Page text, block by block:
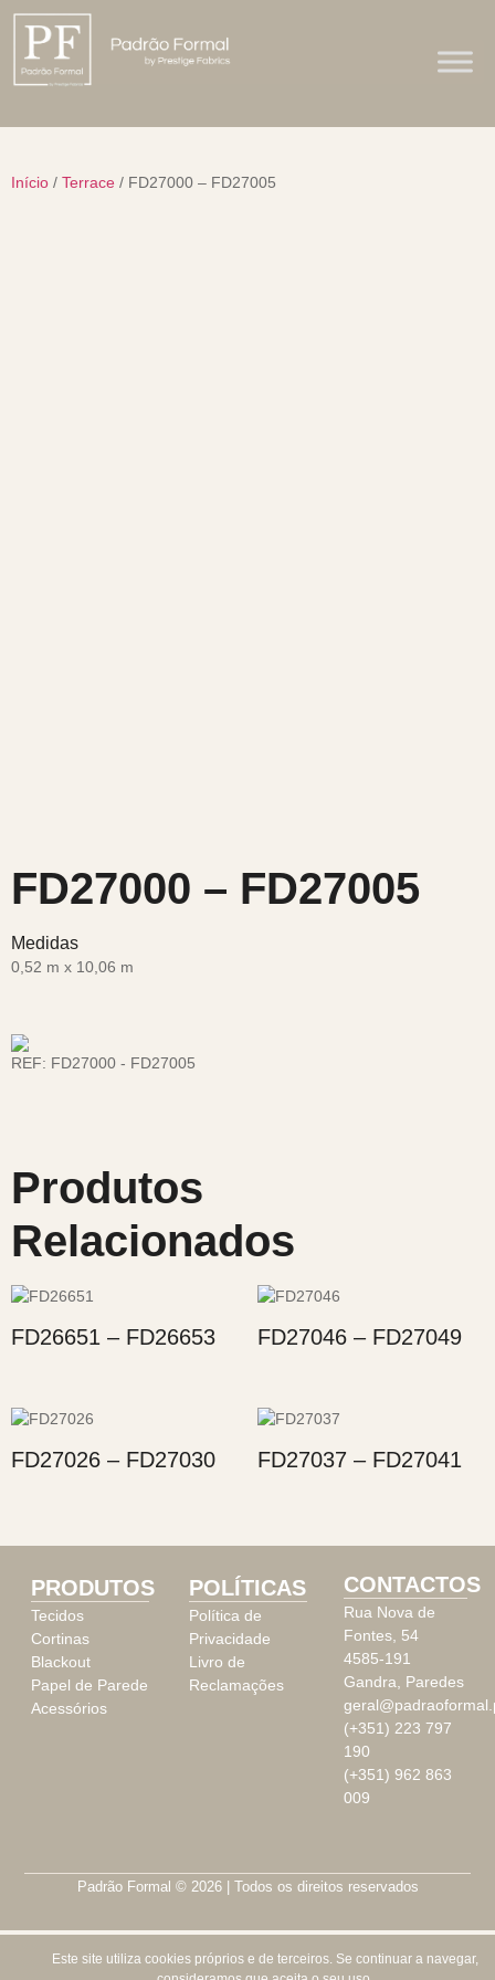
Início / Terrace / FD27000 – FD27005
FD27000 – FD27005
Medidas
0,52 m x 10,06 m
REF: FD27000 - FD27005
Produtos
Relacionados
FD26651 – FD26653 FD27046 – FD27049
FD27026 – FD27030 FD27037 – FD27041
PRODUTOS
Tecidos
Cortinas
Blackout
Papel de Parede
Acessórios
POLÍTICAS
Política de
Privacidade
Livro de
Reclamações
CONTACTOS
Rua Nova de
Fontes, 54
4585-191
Gandra, Paredes
(+351) 223 797
190
(+351) 962 863
009
Padrão Formal © 2026 | Todos os direitos reservados
Este site utiliza cookies próprios e de terceiros. Se continuar a navegar,